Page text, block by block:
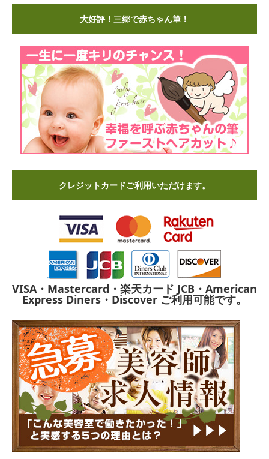
大好評！三郷で赤ちゃん筆！
クレジットカードご利用いただけます。
VISA・Mastercard・楽天カード JCB・American
Express Diners・Discover ご利用可能です。